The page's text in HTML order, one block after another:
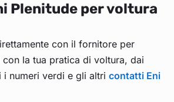
Plenitude per voltura
con il fornitore per
la tua pratica di voltura, dai
i numeri verdi e gli altricontatti Eni